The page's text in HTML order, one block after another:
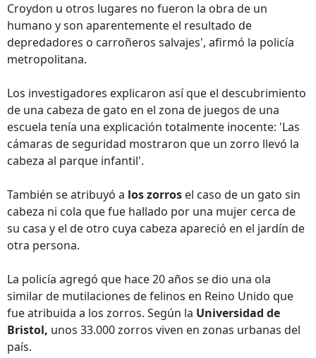
Croydon u otros lugares no fueron la obra de un
humano y son aparentemente el resultado de
depredadores o carroñeros salvajes', afirmó la policía
metropolitana.
Los investigadores explicaron así que el descubrimiento
de una cabeza de gato en el zona de juegos de una
escuela tenía una explicación totalmente inocente: 'Las
cámaras de seguridad mostraron que un zorro llevó la
cabeza al parque infantil'.
También se atribuyó a los zorros el caso de un gato sin
cabeza ni cola que fue hallado por una mujer cerca de
su casa y el de otro cuya cabeza apareció en el jardín de
otra persona.
La policía agregó que hace 20 años se dio una ola
similar de mutilaciones de felinos en Reino Unido que
fue atribuida a los zorros. Según la Universidad de
Bristol, unos 33.000 zorros viven en zonas urbanas del
país.